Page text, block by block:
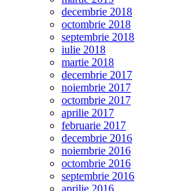
decembrie 2018
octombrie 2018
septembrie 2018
iulie 2018
martie 2018
decembrie 2017
noiembrie 2017
octombrie 2017
aprilie 2017
februarie 2017
decembrie 2016
noiembrie 2016
octombrie 2016
septembrie 2016
aprilie 2016